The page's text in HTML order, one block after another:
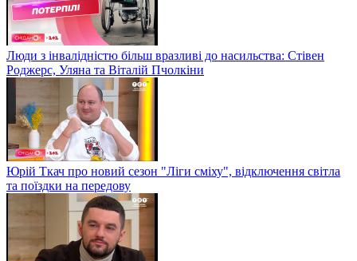
Люди з інвалідністю більш вразливі до насильства: Стівен
Роджерс, Уляна та Віталій Пчолкіни
Юрій Ткач про новий сезон "Ліги сміху", відключення світла
та поїздки на передову